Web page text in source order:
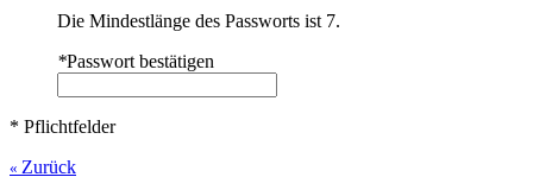
Die Mindestlänge des Passworts ist 7.
*Passwort bestätigen
* Pflichtfelder
« Zurück